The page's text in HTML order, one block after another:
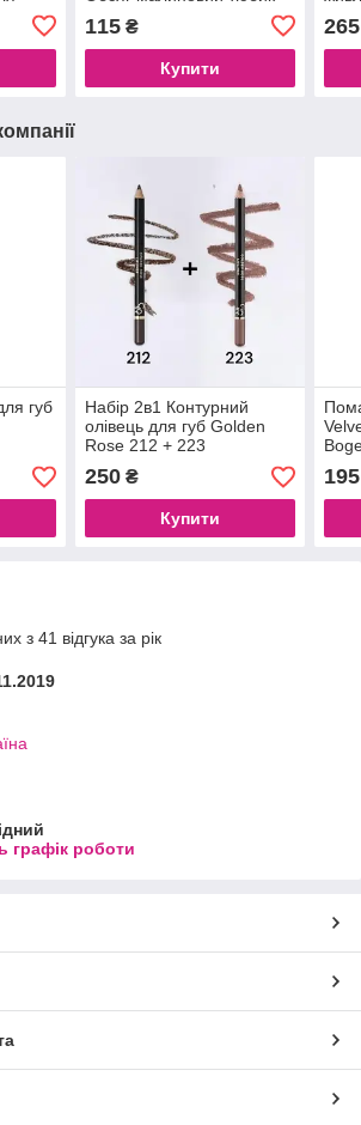
Vie
115₴
Купити
шт
265
губ
Набір 2в1 Контурний
олівець для губ Golden
Rose 212 + 223
250₴
Купити
195
з 41 відгука за рік
графік роботи